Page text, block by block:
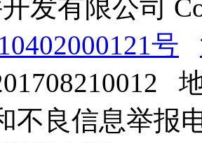
发有限公司
号
不良信息举报